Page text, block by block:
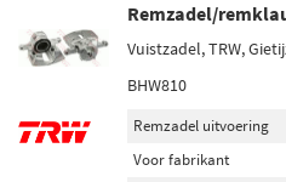
Remzadel/
Vuistzadel, TRW,
BHW810
Remzadel uitvoering
Voor fabrikant